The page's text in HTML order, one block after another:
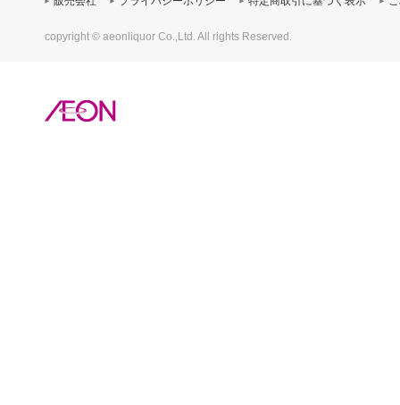
copyright © aeonliquor Co.,Ltd. All rights Reserved.